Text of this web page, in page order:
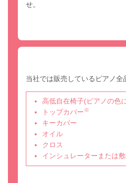
せ。
当社では販売しているピアノ
高低自在椅子(ピアノの色
トップカバー※
キーカバー
オイル
クロス
インシュレーターまたは敷